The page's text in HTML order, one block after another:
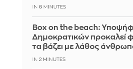
IN 6 MINUTES
Box on the beach:
Δημοκρατικών προκαλεί
τα βάζει με λάθος
IN 2 MINUTES